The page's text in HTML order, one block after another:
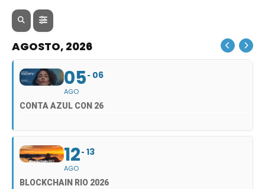
AGOSTO, 2026
05
AGO
06
CONTA AZUL CON 26
12
AGO
13
BLOCKCHAIN RIO 2026